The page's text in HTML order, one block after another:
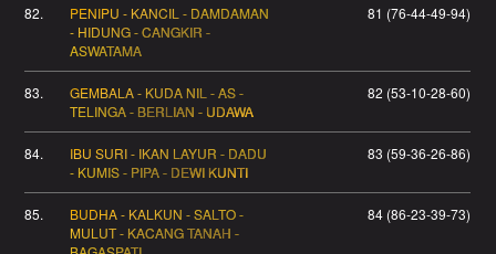
82.
PENIPU - KANCIL - DAMDAMAN
- HIDUNG - CANGKIR -
ASWATAMA
81 (76-44-49-94)
83.
GEMBALA - KUDA NIL - AS -
TELINGA - BERLIAN - UDAWA
82 (53-10-28-60)
84.
IBU SURI - IKAN LAYUR - DADU
- KUMIS - PIPA - DEWI KUNTI
83 (59-36-26-86)
85.
BUDHA - KALKUN - SALTO -
MULUT - KACANG TANAH -
84 (86-23-39-73)